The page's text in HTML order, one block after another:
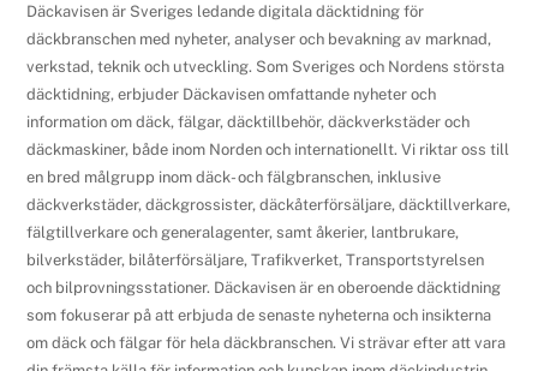
Däckavisen är Sveriges ledande digitala däcktidning för
däckbranschen med nyheter, analyser och bevakning av marknad,
verkstad, teknik och utveckling. Som Sveriges och Nordens största
däcktidning, erbjuder Däckavisen omfattande nyheter och
information om däck, fälgar, däcktillbehör, däckverkstäder och
däckmaskiner, både inom Norden och internationellt. Vi riktar oss till
en bred målgrupp inom däck- och fälgbranschen, inklusive
däckverkstäder, däckgrossister, däckåterförsäljare, däcktillverkare,
fälgtillverkare och generalagenter, samt åkerier, lantbrukare,
bilverkstäder, bilåterförsäljare, Trafikverket, Transportstyrelsen
och bilprovningsstationer. Däckavisen är en oberoende däcktidning
som fokuserar på att erbjuda de senaste nyheterna och insikterna
om däck och fälgar för hela däckbranschen. Vi strävar efter att vara